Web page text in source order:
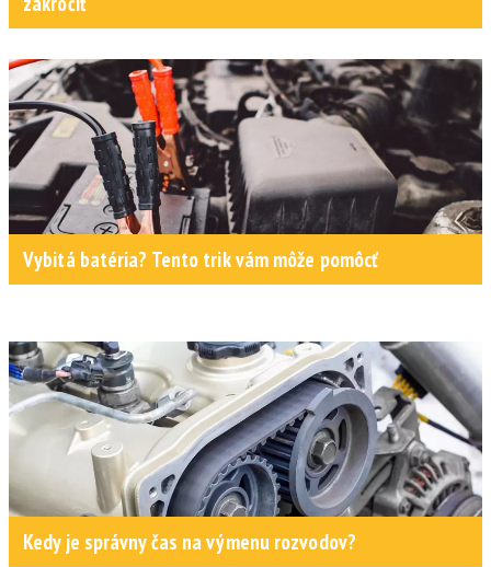
Vybitá batéria? Tento trik vám môže pomôcť
Kedy je správny čas na výmenu rozvodov?